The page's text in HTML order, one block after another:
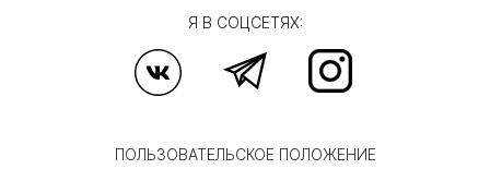
Я В СОЦСЕТЯХ:
ПОЛЬЗОВАТЕЛЬСКОЕ ПОЛОЖЕНИЕ